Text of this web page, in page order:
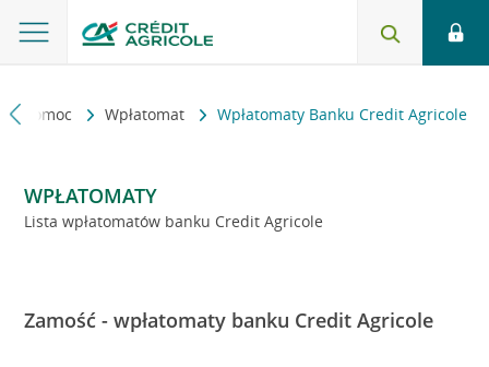
i pomoc Wpłatomat Wpłatomaty Banku Credit Agricole
WPŁATOMATY
Lista wpłatomatów banku Credit Agricole
Zamość - wpłatomaty banku Credit Agricole